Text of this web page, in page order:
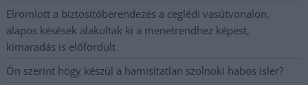
Elromlott a biztosítóberendezés a ceglédi vasútvonalon,
alapos késések alakultak ki a menetrendhez képest,
kimaradás is előfordult
Ön szerint hogy készül a hamisítatlan szolnoki habos isler?